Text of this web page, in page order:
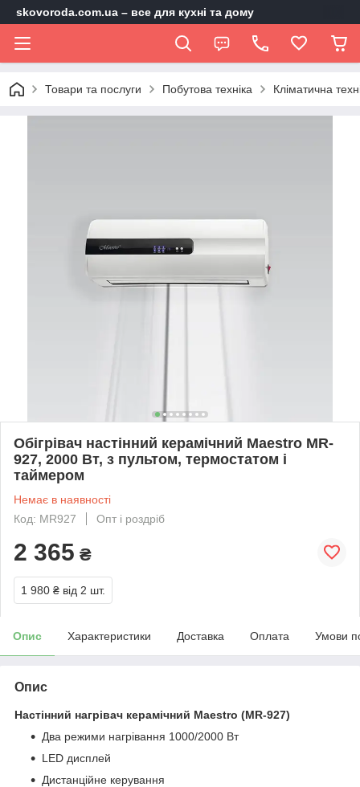
skovoroda.com.ua – все для кухні та дому
Товари та послуги Побутова техніка Кліматична
Обігрівач настінний керамічний Maestro MR-
927, 2000 Вт, з пультом, термостатом і
таймером
Немає в наявності
Код: MR927
Опт і роздріб
2 365 ₴
1 980 ₴ від 2 шт.
Опис Характеристики Доставка Оплата Умови
Опис
Настінний нагрівач керамічний Maestro (MR-927)
Два режими нагрівання 1000/2000 Вт
LED дисплей
Дистанційне керування